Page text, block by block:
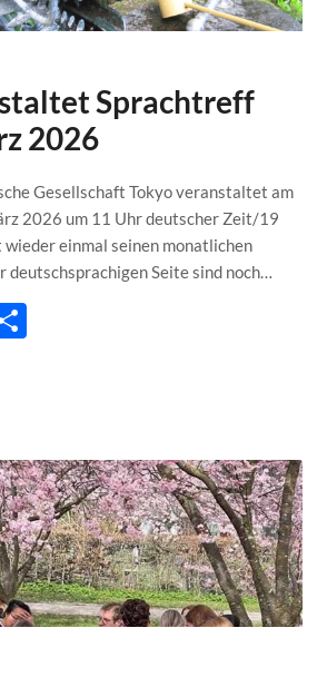
Sprachtreff
2026
Gesellschaft Tokyo veranstaltet am
2026 um 11 Uhr deutscher Zeit/19
einmal seinen monatlichen
deutschsprachigen Seite sind noch…